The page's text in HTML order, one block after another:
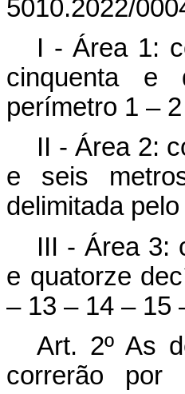
5010.2022/
I - Área 1:
cinquenta e
perímetro 1 –
II - Área 2:
e seis
delimitada
III - Área 3:
e quatorze
– 13 – 14 – 15
Art. 2º As
correrão por